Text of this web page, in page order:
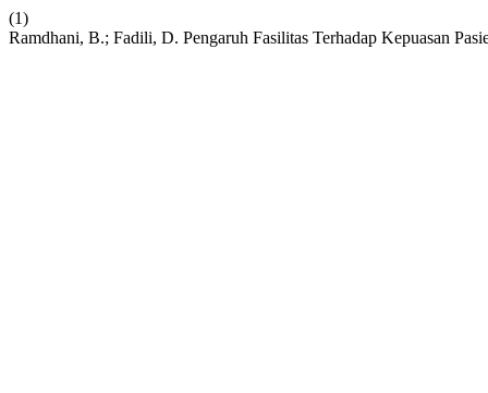
(1)
Ramdhani, B.; Fadili, D. Pengaruh Fasilitas Terhadap Kepuasan